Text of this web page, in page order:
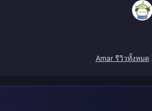
Amar รีวิวทั้งหมด